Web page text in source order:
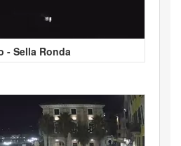
- Sella Ronda